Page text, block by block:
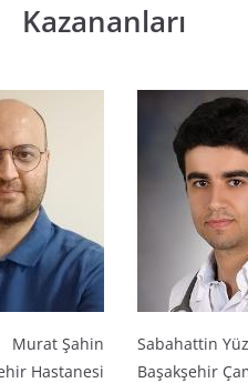
Kazananları
Murat Şahin
Hastanesi
Sabahattin
Başakşehir